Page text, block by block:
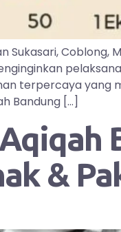
Sukasari, Coblong,
terpercaya yang
Bandung […]
&